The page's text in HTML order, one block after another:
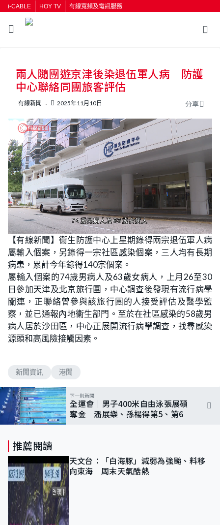
i-CABLE HOY TV 有線寬頻及電訊服務
按輸入鍵開始搜尋
兩人隨團遊京津後染退伍軍人病 防護
中心聯絡同團旅客評估
有線新聞 2025年11月10日 分享
U
n
m
t
e
L
o
a
d
e
7
0
.
2
1
%
【有線新聞】衞生防護中心上星期錄得兩宗退伍軍人病
屬輸入個案，另錄得一宗社區感染個案，三人均有長期
病患，累計今年錄得140宗個案。
屬輸入個案的74歲男病人及63歲女病人，上月26至30
日參加天津及北京旅行團，中心調查後發現有流行病學
關連，正聯絡曾參與該旅行團的人接受評估及醫學監
察，並已通報內地衞生部門。至於在社區感染的58歲男
病人居於沙田區，中心正展開流行病學調查，找尋感染
源頭和高風險接觸因素。
新聞資訊 港聞
下一則新聞
全運會｜男子400米自由泳張展碩
奪金 潘展樂、孫楊得第5、第6
推薦閱讀
天文台：「白海豚」減弱為強颱、料移
向東海 周末天氣酷熱